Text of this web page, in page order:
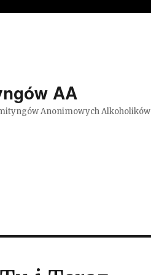
AA
Anonimowych Alkoholików